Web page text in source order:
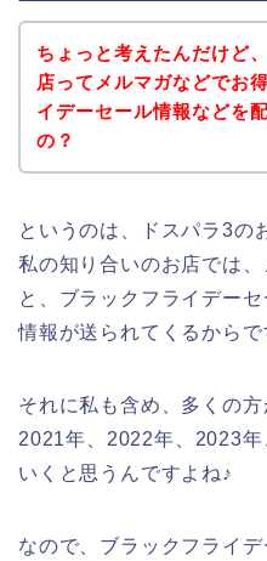
ちょっと考えたんだけど
店ってメルマガなどでお
イデーセール情報などを
の？
というのは、ドスパラ3の
私の知り合いのお店では
と、ブラックフライデー
情報が送られてくるからで
それに私も含め、多くの
2021年、2022年、2023
いくと思うんですよね♪
なので、ブラックフライ